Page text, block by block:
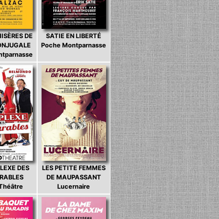
DE
SATIE EN LIBERTÉ
Poche Montparnasse
DES
LES PETITE FEMMES
DE MAUPASSANT
Lucernaire